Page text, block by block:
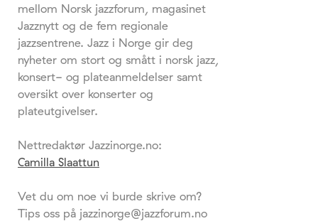
mellom Norsk jazzforum, magasinet
Jazznytt og de fem regionale
jazzsentrene. Jazz i Norge gir deg
nyheter om stort og smått i norsk jazz,
konsert- og plateanmeldelser samt
oversikt over konserter og
plateutgivelser.
Nettredaktør Jazzinorge.no:
Camilla Slaattun
Vet du om noe vi burde skrive om?
Tips oss på jazzinorge@jazzforum.no